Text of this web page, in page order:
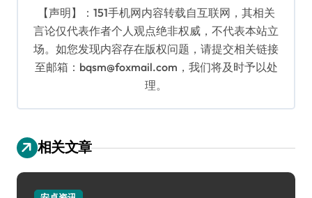
【声明】：151手机网内容转载自互联网，其相关
言论仅代表作者个人观点绝非权威，不代表本站立
场。如您发现内容存在版权问题，请提交相关链接
至邮箱：bqsm@foxmail.com，我们将及时予以处
理。
相关文章